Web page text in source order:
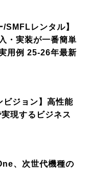
/SMFLレンタル】
・実装が一番簡単
用例 25-26年最新
ビジョン】高性能
現するビジネス
、次世代機種の